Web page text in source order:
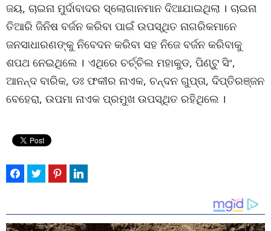
ଜୟ, ଚାଇନା ମୁର୍ଦାବାଦର ସ୍ଲୋଗାନମାନ ଦିଆଯାଇଥିଲା । ଚାଇନା
ତିଆରି ଜିନିଷ ବର୍ଜନ କରିବା ପାଇଁ ଉପସ୍ଥିତ ନାଗରିକମାନେ
ଜନସାଧାରଣଙ୍କୁ ନିବେଦନ କରିବା ସହ ନିଜେ ବର୍ଜନ କରିବାକୁ
ଶପଥ ନେଇଥିଲେ । ଏଥିରେ ଚର୍ଚ୍ଚିଲ ମହାକୁଡ, ପିଣ୍ଟୁ ସିଂ,
ଆନନ୍ଦ ବାରିକ, ଡଃ ଫକୀର ନାଏକ, ଚନ୍ଦନ ଗୁପ୍ତା, ଦିପ୍ତିରଞ୍ଜନ
ବେହେରା, ଉପମା ନାଏକ ପ୍ରମୁଖ ଉପସ୍ଥିତ ରହିଥିଲେ ।